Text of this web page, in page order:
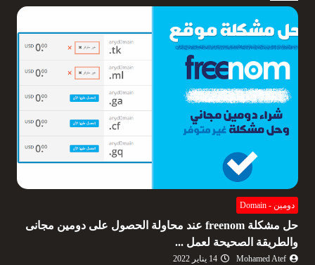
دومين - Domain
حل مشكلة freenom عند محاولة الحصول على دومين مجانى
والطريقة الصحيحة لعمل ...
Mohamed Atef 14 يناير 2022